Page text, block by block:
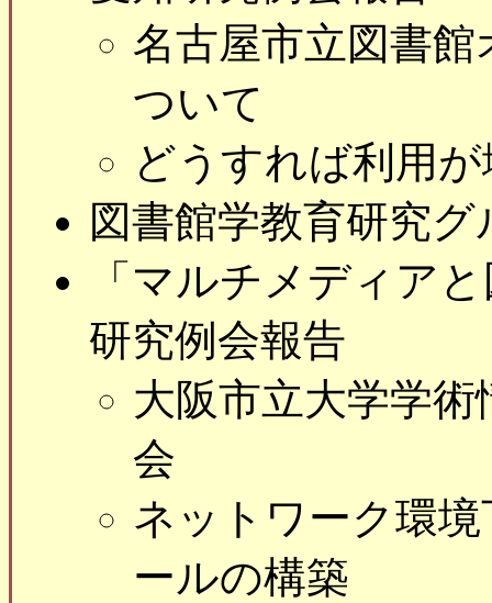
名古屋市立図書
ついて
どうすれば利用
図書館学教育研究
「マルチメディア
研究例会報告
大阪市立大学学
会
ネットワーク環
ールの構築